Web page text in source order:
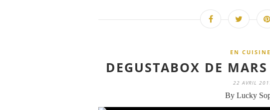
EN
DEGUSTABOX DE
22 AVRIL
By Lucky